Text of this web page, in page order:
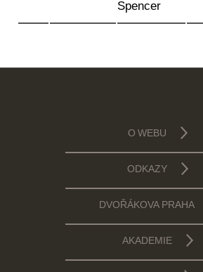
Spencer
O WEBU
ODKAZY
DVOŘÁKOVA PRAHA
AKADEMIE